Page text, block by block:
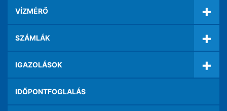
VÍZMÉRŐ +
SZÁMLÁK +
IGAZOLÁSOK +
IDŐPONTFOGLALÁS